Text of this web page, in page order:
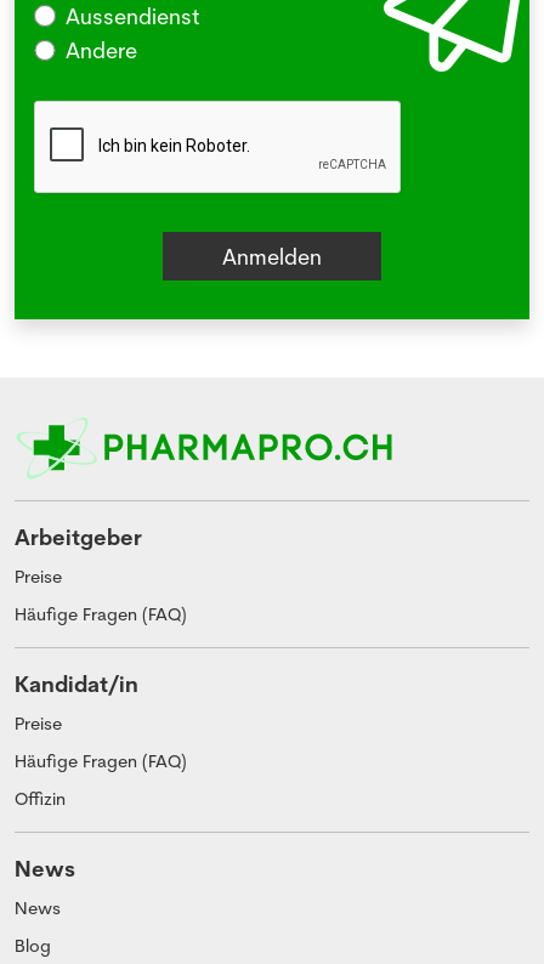
Aussendienst
Andere
Arbeitgeber
Preise
Häufige Fragen (FAQ)
Kandidat/in
Preise
Häufige Fragen (FAQ)
Offizin
News
News
Blog